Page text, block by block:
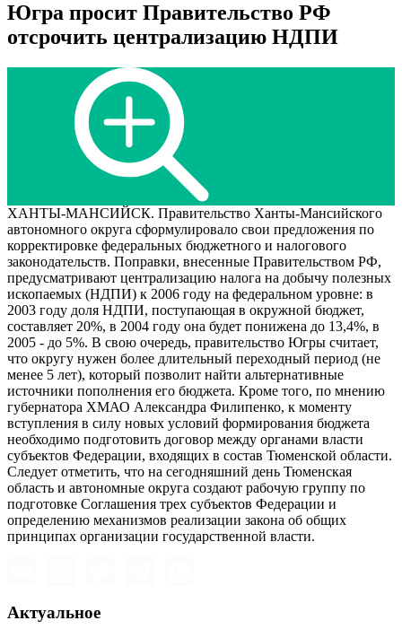
Югра просит Правительство РФ
отсрочить централизацию НДПИ
ХАНТЫ-МАНСИЙСК. Правительство Ханты-Мансийского
автономного округа сформулировало свои предложения по
корректировке федеральных бюджетного и налогового
законодательств. Поправки, внесенные Правительством РФ,
предусматривают централизацию налога на добычу полезных
ископаемых (НДПИ) к 2006 году на федеральном уровне: в
2003 году доля НДПИ, поступающая в окружной бюджет,
составляет 20%, в 2004 году она будет понижена до 13,4%, в
2005 - до 5%. В свою очередь, правительство Югры считает,
что округу нужен более длительный переходный период (не
менее 5 лет), который позволит найти альтернативные
источники пополнения его бюджета. Кроме того, по мнению
губернатора ХМАО Александра Филипенко, к моменту
вступления в силу новых условий формирования бюджета
необходимо подготовить договор между органами власти
субъектов Федерации, входящих в состав Тюменской области.
Следует отметить, что на сегодняшний день Тюменская
область и автономные округа создают рабочую группу по
подготовке Соглашения трех субъектов Федерации и
определению механизмов реализации закона об общих
принципах организации государственной власти.
Актуальное